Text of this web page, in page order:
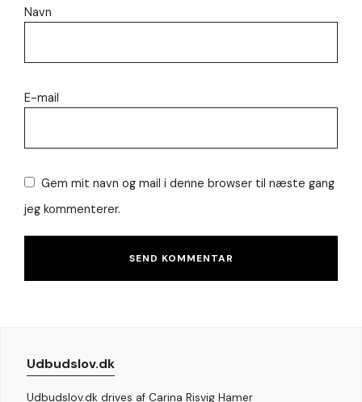
Navn
E-mail
Gem mit navn og mail i denne browser til næste gang
jeg kommenterer.
Udbudslov.dk
Udbudslov.dk drives af Carina Risvig Hamer